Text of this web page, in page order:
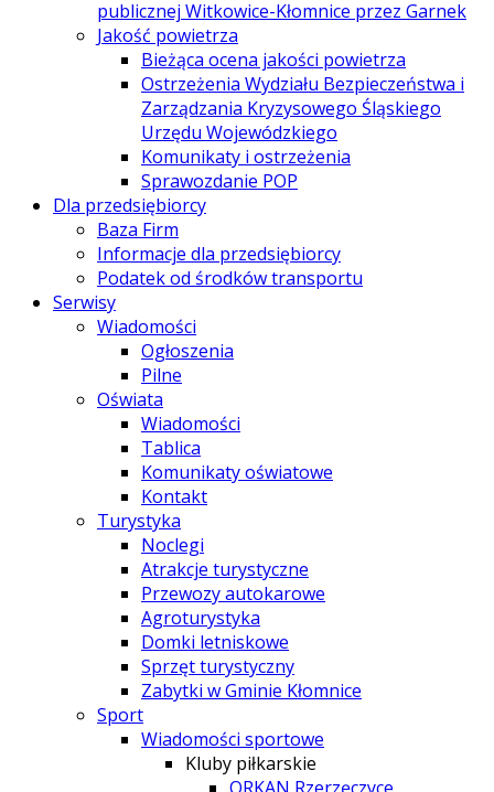
publicznej Witkowice-Kłomnice przez Garnek
Jakość powietrza
Bieżąca ocena jakości powietrza
Ostrzeżenia Wydziału Bezpieczeństwa i
Zarządzania Kryzysowego Śląskiego
Urzędu Wojewódzkiego
Komunikaty i ostrzeżenia
Sprawozdanie POP
Dla przedsiębiorcy
Baza Firm
Informacje dla przedsiębiorcy
Podatek od środków transportu
Serwisy
Wiadomości
Ogłoszenia
Pilne
Oświata
Wiadomości
Tablica
Komunikaty oświatowe
Kontakt
Turystyka
Noclegi
Atrakcje turystyczne
Przewozy autokarowe
Agroturystyka
Domki letniskowe
Sprzęt turystyczny
Zabytki w Gminie Kłomnice
Sport
Wiadomości sportowe
Kluby piłkarskie